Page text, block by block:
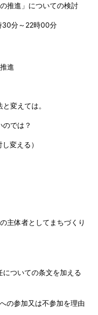
推進」についての検討
30分～22時00分
推進
変えては。
では？
変える）
主体者としてまちづくり
ついての条文を加える
の参加又は不参加を理由